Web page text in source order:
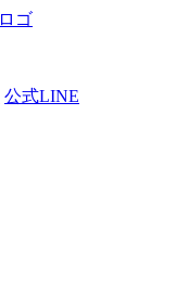
公式LINE